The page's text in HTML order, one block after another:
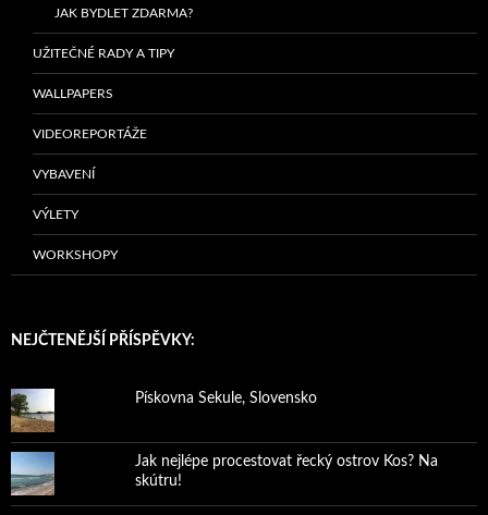
JAK BYDLET ZDARMA?
UŽITEČNÉ RADY A TIPY
WALLPAPERS
VIDEOREPORTÁŽE
VYBAVENÍ
VÝLETY
WORKSHOPY
NEJČTENĚJŠÍ PŘÍSPĚVKY:
Pískovna Sekule, Slovensko
Jak nejlépe procestovat řecký ostrov Kos? Na
skútru!